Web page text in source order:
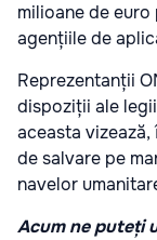
milioane de
agențiile de
Reprezentanții
dispoziții ale
aceasta
de salvare pe
navelor
Acum ne puteți